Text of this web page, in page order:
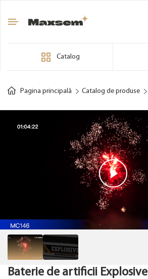
Catalog
Pagina principală Catalog de produse
Baterie de artificii Explosive